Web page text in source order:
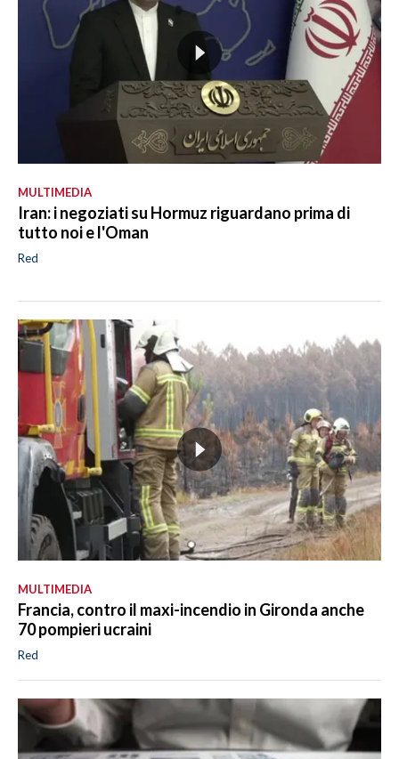
MULTIMEDIA
Iran: i negoziati su Hormuz riguardano prima di
tutto noi e l'Oman
Red
MULTIMEDIA
Francia, contro il maxi-incendio in Gironda anche
70 pompieri ucraini
Red